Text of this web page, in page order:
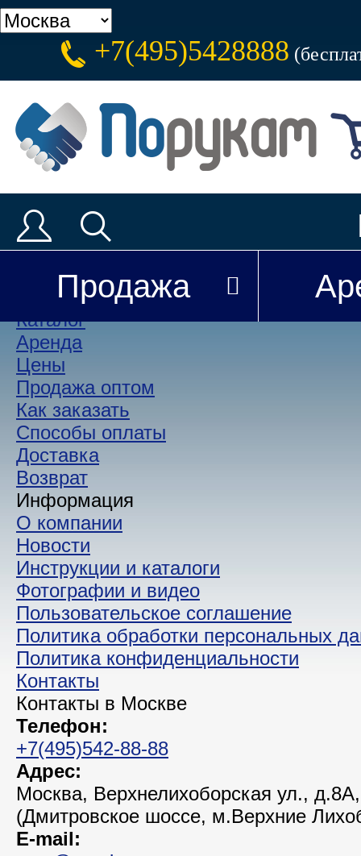
+7(495)5428888
Продажа
Покупателю
Каталог
Аренда
Цены
Продажа оптом
Как заказать
Способы оплаты
Доставка
Возврат
Информация
О компании
Новости
Инструкции и каталоги
Фотографии и видео
Пользовательское соглашение
Политика обработки персональных
Политика конфиденциальности
Контакты
Контакты в Москве
Телефон:
+7(495)542-88-88
Адрес:
Москва, Верхнелихоборская ул.,
(Дмитровское шоссе, м.Верхние
E-mail: